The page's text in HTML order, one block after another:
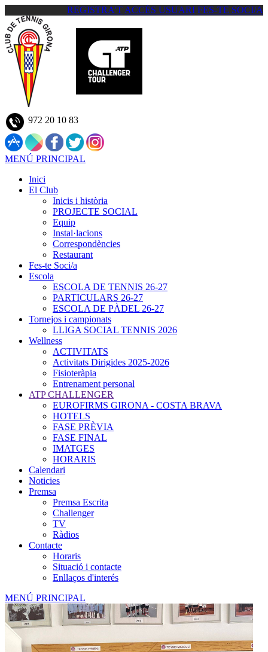
REGISTRA'T ACCÉS USUARI FES-TE SOCI/A
972 20 10 83
MENÚ PRINCIPAL
Inici
El Club
Inicis i història
PROJECTE SOCIAL
Equip
Instal·lacions
Correspondències
Restaurant
Fes-te Soci/a
Escola
ESCOLA DE TENNIS 26-27
PARTICULARS 26-27
ESCOLA DE PÀDEL 26-27
Tornejos i campionats
LLIGA SOCIAL TENNIS 2026
Wellness
ACTIVITATS
Activitats Dirigides 2025-2026
Fisioteràpia
Entrenament personal
ATP CHALLENGER
EUROFIRMS GIRONA - COSTA BRAVA
HOTELS
FASE PRÈVIA
FASE FINAL
IMATGES
HORARIS
Calendari
Noticies
Premsa
Premsa Escrita
Challenger
TV
Ràdios
Contacte
Horaris
Situació i contacte
Enllaços d'interés
MENÚ PRINCIPAL